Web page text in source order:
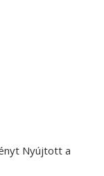
Nyújtott a